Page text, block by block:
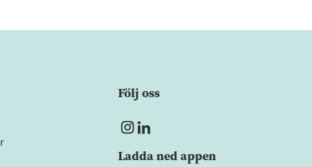
Följ oss
Ladda ned appen